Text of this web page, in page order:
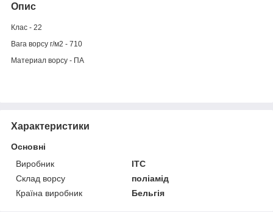
Опис
Клас - 22
Вага ворсу г/м2 - 710
Материал ворсу - ПА
Характеристики
Основні
Виробник
ITC
Склад ворсу
поліамід
Країна виробник
Бельгія